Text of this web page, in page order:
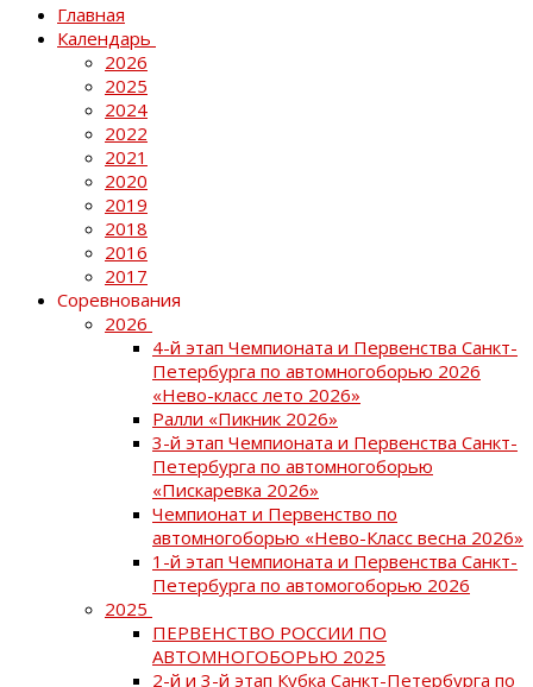
Главная
Календарь
2026
2025
2024
2022
2021
2020
2019
2018
2016
2017
Соревнования
2026
4-й этап Чемпионата и Первенства Санкт-
Петербурга по автомногоборью 2026
«Нево-класс лето 2026»
Ралли «Пикник 2026»
3-й этап Чемпионата и Первенства Санкт-
Петербурга по автомногоборью
«Пискаревка 2026»
Чемпионат и Первенство по
автомногоборью «Нево-Класс весна 2026»
1-й этап Чемпионата и Первенства Санкт-
Петербурга по автомогоборью 2026
2025
ПЕРВЕНСТВО РОССИИ ПО
АВТОМНОГОБОРЬЮ 2025
2-й и 3-й этап Кубка Санкт-Петербурга по